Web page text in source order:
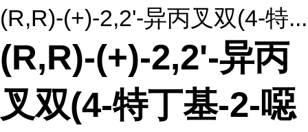
(R,R)-(+)-2,2'-异丙叉双(4-特...
(R,R)-(+)-2,2'-异丙
叉双(4-特丁基-2-噁